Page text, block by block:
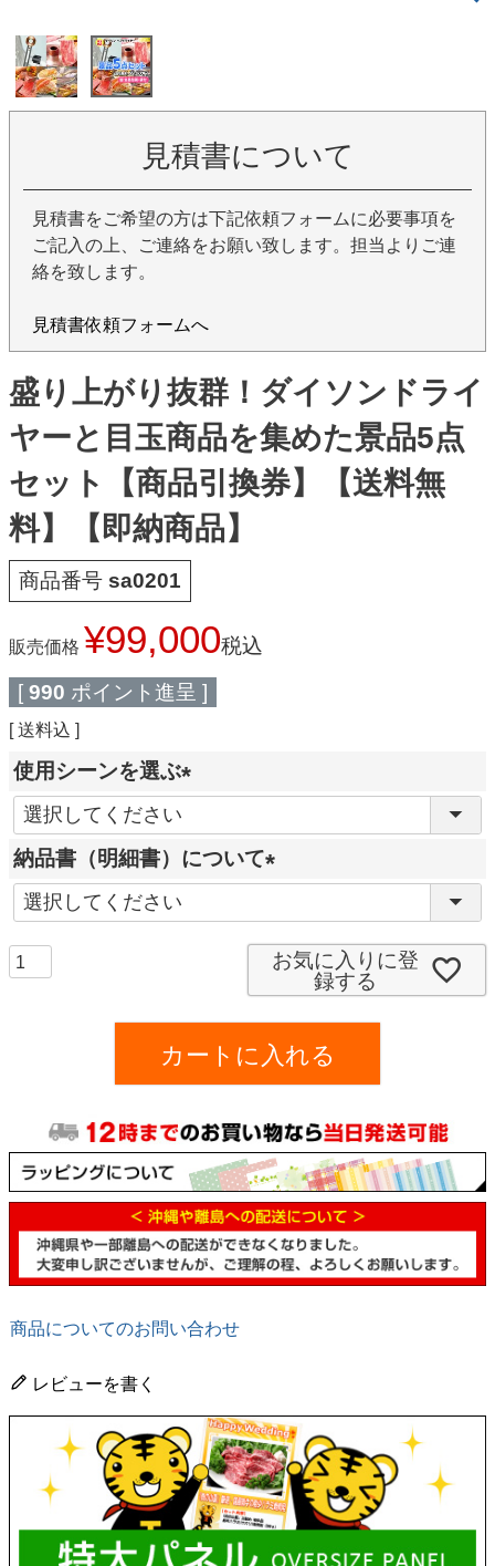
見積書について
見積書をご希望の方は下記依頼フォームに必要事項を
ご記入の上、ご連絡をお願い致します。担当よりご連
絡を致します。
見積書依頼フォームへ
盛り上がり抜群！ダイソンドライ
ヤーと目玉商品を集めた景品5点
セット【商品引換券】【送料無
料】【即納商品】
商品番号 sa0201
販売価格 ¥99,000税込
[ 990 ポイント進呈 ]
送料込
使用シーンを選ぶ
必
須
納品書（明細書）について
必
須
)
お気に入りに登
録する
カートに入れる
商品についてのお問い合わせ
レビューを書く